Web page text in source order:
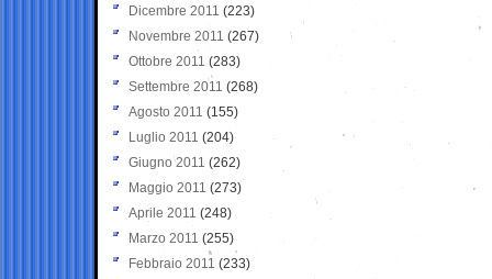
Dicembre 2011 (223)
Novembre 2011 (267)
Ottobre 2011 (283)
Settembre 2011 (268)
Agosto 2011 (155)
Luglio 2011 (204)
Giugno 2011 (262)
Maggio 2011 (273)
Aprile 2011 (248)
Marzo 2011 (255)
Febbraio 2011 (233)